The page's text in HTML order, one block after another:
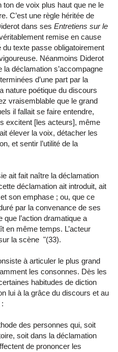
de voix plus haut que ne le
C’est une règle héritée de
dans ses Entretiens sur le
remise en cause
du texte passe obligatoirement
Néanmoins Diderot
la déclamation s’accompagne
d’une part par la
nature poétique du discours
vraisemblable que le grand
il fallait se faire entendre,
excitent [les acteurs], même
élever la voix, détacher les
et sentir l’utilité de la
ait fait naître la déclamation
déclamation ait introduit, ait
son emphase ; ou, que ce
par la convenance de ses
l’action dramatique a
en même temps. L’acteur
la scène "(33).
à articuler le plus grand
les consonnes. Dès les
habitudes de diction
lui à la grâce du discours et au
des personnes qui, soit
soit dans la déclamation
de prononcer les